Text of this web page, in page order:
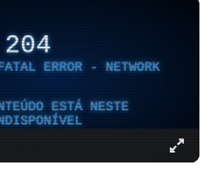
204
ERROR - NETWORK
ESTÁ NESTE